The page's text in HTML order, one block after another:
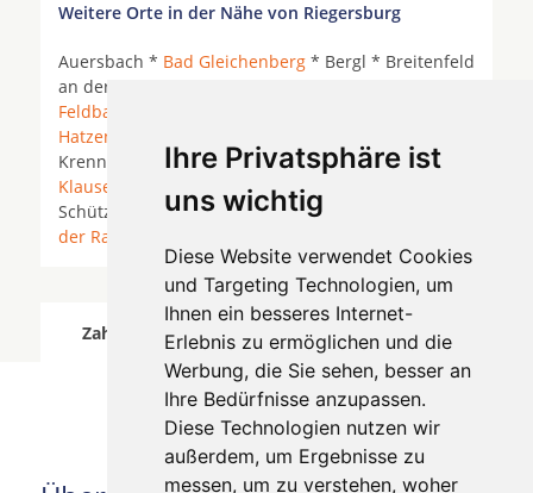
Ihre Privatsphäre ist
uns wichtig
Diese Website verwendet Cookies
und Targeting Technologien, um
Ihnen ein besseres Internet-
Erlebnis zu ermöglichen und die
Werbung, die Sie sehen, besser an
Ihre Bedürfnisse anzupassen.
Diese Technologien nutzen wir
außerdem, um Ergebnisse zu
messen, um zu verstehen, woher
Weitere Orte in der Nähe von Riegersburg
Auersbach * Bad Gleichenberg * Bergl * Breitenfeld
an der Rittschein * Edelsgraben *
Feldbach
Hatzendorf
Krennach *
Markt Hartmannsdorf*Neuhaus am
Klausenbach
* Riegersburg
Schützing *
Sinabelkirchen*St. Margarethen an
der Raab
Zahnärzte für Zahnimplantete in Riegersburg
wurde am 05 August 2026 aktualisiert.